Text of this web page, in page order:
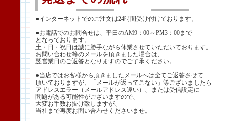
●インターネットでのご注文は24時間受け付けております。
●お電話でのお問合せは、平日のAM9：00～PM3：00まで
となっております。
土・日・祝日は誠に勝手ながら休業させていただいております。
お問い合わせ等のメールを頂きました場合は、
翌営業日のご返答となりますのでご了承ください。
●当店ではお客様から頂きましたメールへは全てご返答させて
頂いておりますが、「メールが返ってこない」等ございましたら
アドレスエラー（メールアドレス違い）、または受信設定に
問題がある可能性がございますので、
大変お手数お掛け致しますが、
当社まで再度お問い合わせくださいませ。